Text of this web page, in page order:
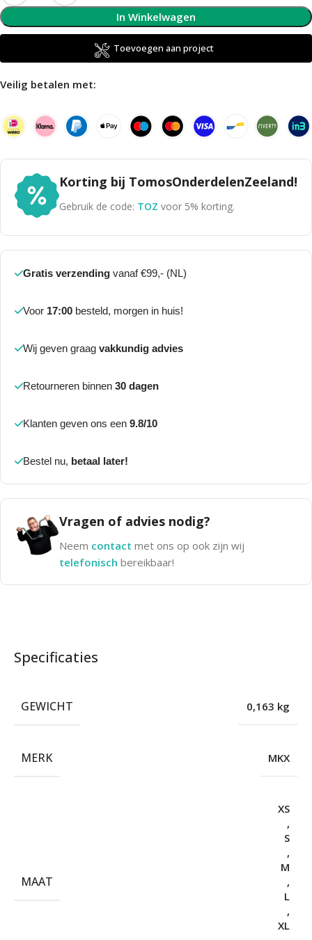
In Winkelwagen
Toevoegen aan project
Veilig betalen met:
Korting bij TomosOnderdelenZeeland!
Gebruik de code: TOZ voor 5% korting.
Gratis verzending vanaf €99,- (NL)
Voor 17:00 besteld, morgen in huis!
Wij geven graag vakkundig advies
Retourneren binnen 30 dagen
Klanten geven ons een 9.8/10
Bestel nu, betaal later!
Vragen of advies nodig?
Neem contact met ons op ook zijn wij
telefonisch bereikbaar!
Specificaties
GEWICHT 0,163 kg
MERK MKX
MAAT
XS
,
S
,
M
,
L
,
XL